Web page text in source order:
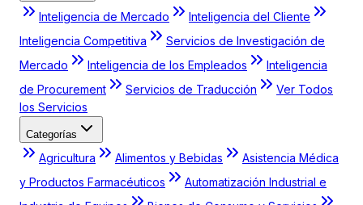
Inteligencia de Mercado
Inteligencia del Cliente
Inteligencia Competitiva
Servicios de Investigación de
Mercado
Inteligencia de los Empleados
Inteligencia
de Procurement
Servicios de Traducción
Ver Todos
los Servicios
Categorías
Agricultura Alimentos y Bebidas
Asistencia Médica
y Productos Farmacéuticos
Automatización Industrial e